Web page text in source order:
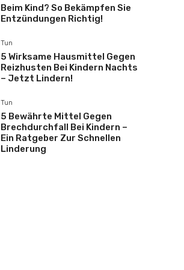
Beim Kind? So Bekämpfen Sie
Entzündungen Richtig!
Tun
5 Wirksame Hausmittel Gegen
Reizhusten Bei Kindern Nachts
– Jetzt Lindern!
Tun
5 Bewährte Mittel Gegen
Brechdurchfall Bei Kindern –
Ein Ratgeber Zur Schnellen
Linderung